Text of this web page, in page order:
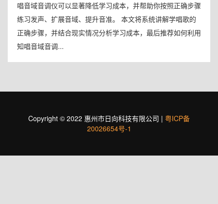
唱音域音调仪可以显著降低学习成本，并帮助你按照正确步骤
练习发声、扩展音域、提升音准。 本文将系统讲解学唱歌的
正确步骤，并结合现实情况分析学习成本，最后推荐如何利用
知唱音域音调...
Copyright © 2022 惠州市日向科技有限公司 | 粤ICP备
20026654号-1